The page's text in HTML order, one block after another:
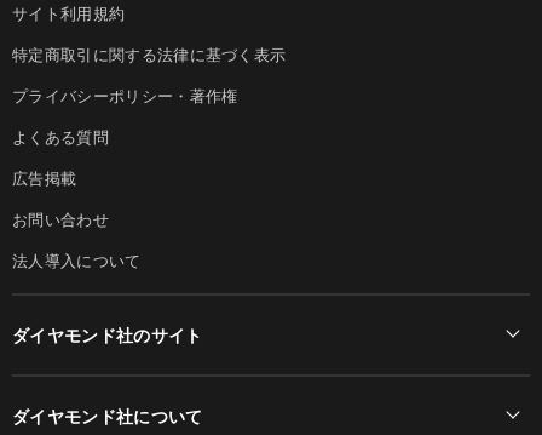
サイト利用規約
特定商取引に関する法律に基づく表示
プライバシーポリシー・著作権
よくある質問
広告掲載
お問い合わせ
法人導入について
ダイヤモンド社のサイト
ダイヤモンド社について